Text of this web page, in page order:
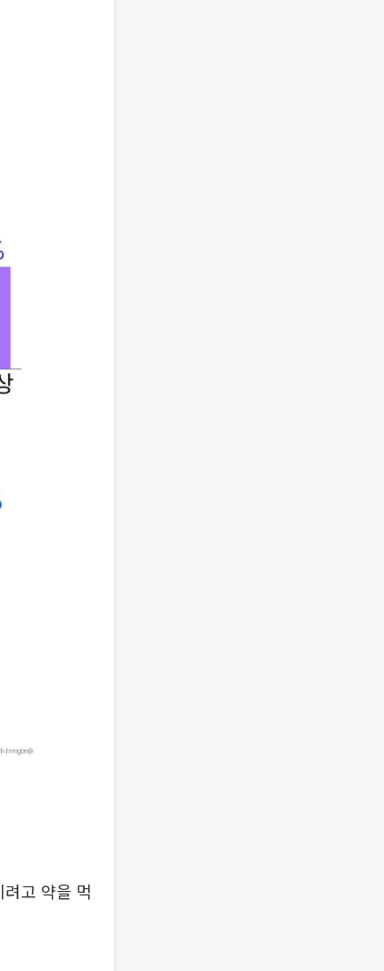
고 약을 먹